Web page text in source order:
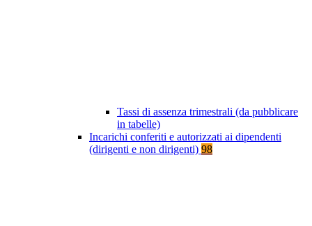
Tassi di assenza trimestrali (da pubblicare
in tabelle)
Incarichi conferiti e autorizzati ai dipendenti
(dirigenti e non dirigenti) 98